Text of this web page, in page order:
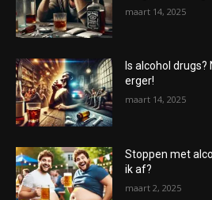
maart 14, 2025
Is alcohol drugs?
erger!
maart 14, 2025
Stoppen met
ik af?
maart 2, 2025